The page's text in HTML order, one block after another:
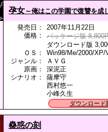
孕女～俺はこの学園で復讐を成
発売日：
2007年11月22日
価格：
パッケージ版 8,800
ダウンロード版
ＯＳ：
Win98/Me/2000/XP/
ジャンル：
ＡＶＧ
原画：
深泥正
シナリオ：
薩摩守
西村悠一
小峰久生
ダウンロード
蠱惑の刻